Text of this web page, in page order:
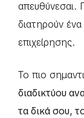
απευθύνεσαι.
διατηρούν
επιχείρησης.
Το πιο
διαδικτύου
τα δικά σου,